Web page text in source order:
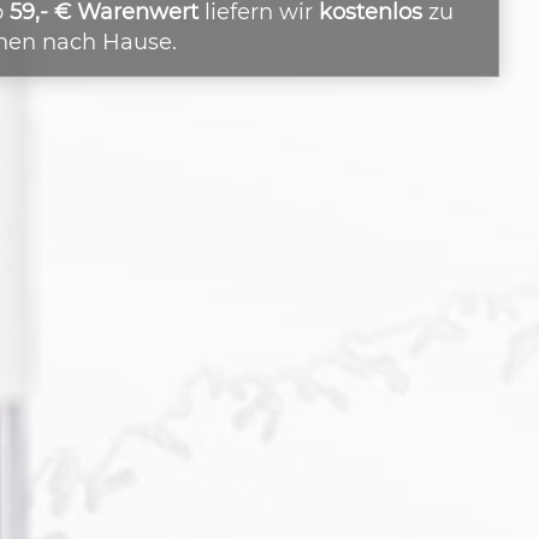
59,- € Warenwertliefern wir kostenlos zu
nach Hause.